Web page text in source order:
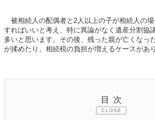
被相続人の配偶者と2人以上の子が相続人の
すればいいと考え、特に異論がなく遺産分割協
多いと思います。その後、残った親が亡くなっ
が揉めたり、相続税の負担が増えるケースがあ
目次
CLOSE